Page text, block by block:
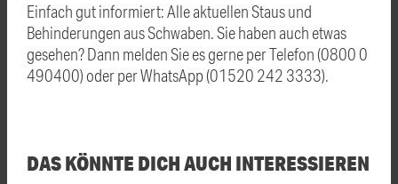
Einfach gut informiert: Alle aktuellen Staus und
Behinderungen aus Schwaben. Sie haben auch etwas
gesehen? Dann melden Sie es gerne per Telefon (0800 0
490400) oder per WhatsApp (01520 242 3333).
DAS KÖNNTE DICH AUCH INTERESSIEREN